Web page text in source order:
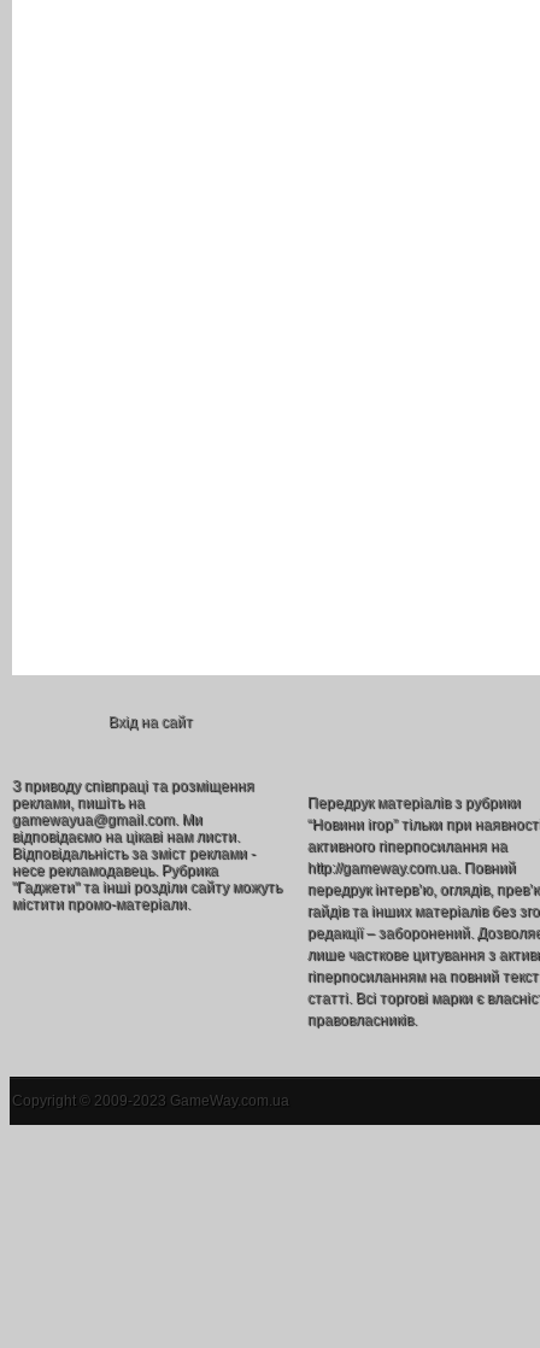
Вхід на сайт
З приводу співпраці та розміщення
реклами, пишіть на
gamewayua@gmail.com. Ми
відповідаємо на цікаві нам листи.
Відповідальність за зміст реклами -
несе рекламодавець. Рубрика
"Гаджети" та інші розділи сайту можуть
містити промо-матеріали.
Передрук матеріалів з рубрики
“Новини ігор” тільки при
активного гіперпосилання на
http://gameway.com.ua. Повний
передрук інтерв’ю, оглядів,
гайдів та інших матеріалів без
редакції – заборонений.
лише часткове цитування з
гіперпосиланням на повний текст
статті. Всі торгові марки є
правовласників.
Copyright © 2009-2023 GameWay.com.ua